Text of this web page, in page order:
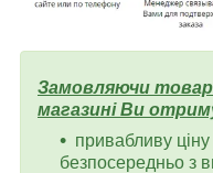
Замовляючи
магазині Ви
привабливу
безпосередньо з